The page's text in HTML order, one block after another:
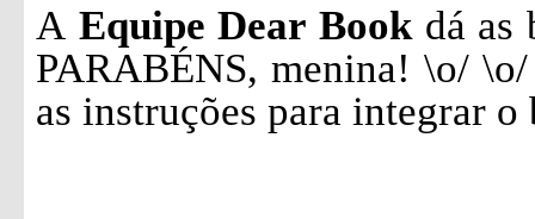
A Equipe Dear Book dá as
PARABÉNS, menina! \o/ \o/
as instruções para integrar